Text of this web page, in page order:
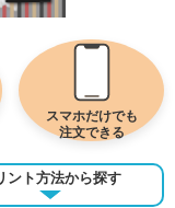
スマホだけでも
注文できる
ント方法から探す